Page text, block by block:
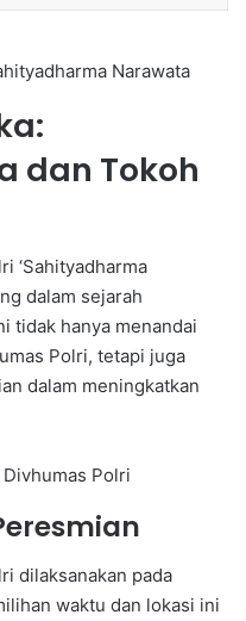
dan Tokoh
‘Sahityadharma
dalam sejarah
tidak hanya menandai
Polri, tetapi juga
dalam meningkatkan
dilaksanakan pada
waktu dan lokasi ini